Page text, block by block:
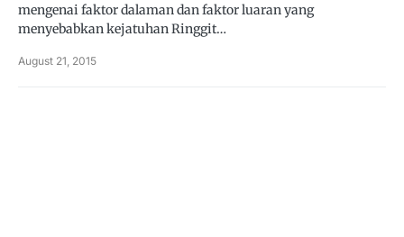
mengenai faktor dalaman dan faktor luaran yang
menyebabkan kejatuhan Ringgit…
August 21, 2015